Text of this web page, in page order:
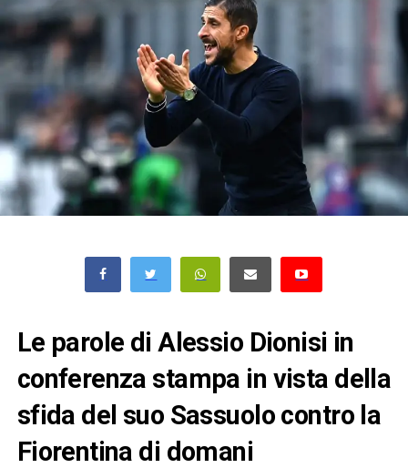
Le parole di Alessio Dionisi in
conferenza stampa in vista della
sfida del suo Sassuolo contro la
Fiorentina di domani